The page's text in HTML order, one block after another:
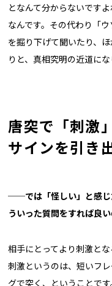
となんて分からないです
なんです。その代わり「
を掘り下げて聞いたり、
りと、真相究明の近道にな
唐突で「刺激
サインを引き
──では「怪しい」と感じ
ういった質問をすれば良い
相手にとってより刺激と
刺激というのは、短いフ
グで突く、ということです